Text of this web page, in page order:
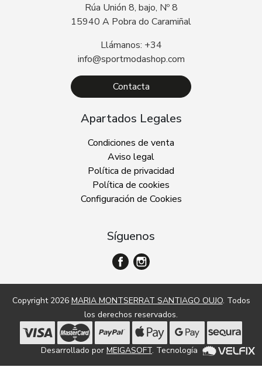
Rúa Unión 8, bajo, Nº 8
15940 A Pobra do Caramiñal
Llámanos: +34
info@sportmodashop.com
Contacta
Apartados Legales
Condiciones de venta
Aviso legal
Política de privacidad
Política de cookies
Configuración de Cookies
Síguenos
Copyright 2026 MARIA MONTSERRAT SANTIAGO OUJO. Todos
los derechos reservados.
Desarrollado por MEIGASOFT. Tecnología